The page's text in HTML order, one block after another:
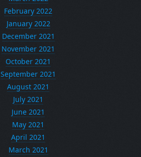
February 2022
January 2022
December 2021
November 2021
October 2021
September 2021
August 2021
July 2021
June 2021
May 2021
April 2021
March 2021